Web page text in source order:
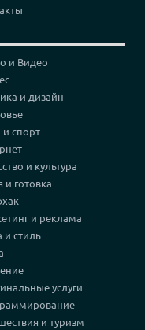
и Видео
и дизайн
спорт
и культура
и готовка
и реклама
и стиль
услуги
и туризм